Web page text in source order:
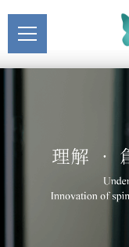
微創脊
活力得
主選單關於活力得
醫療服務
Medical Service